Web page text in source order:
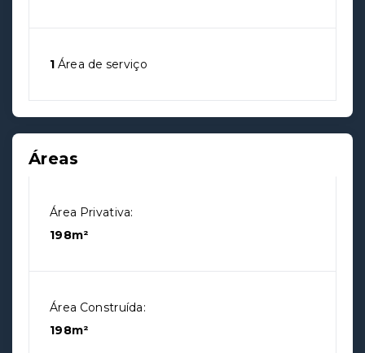
1 Área de serviço
Áreas
Área Privativa:
198m²
Área Construída:
198m²